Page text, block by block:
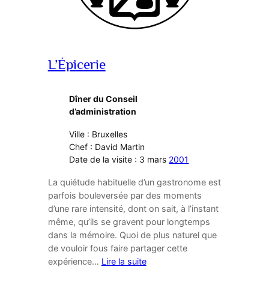
L’Épicerie
Dîner du Conseil
d’administration
Ville : Bruxelles
Chef : David Martin
Date de la visite : 3 mars 2001
La quiétude habituelle d’un gastronome est
parfois bouleversée par des moments
d’une rare intensité, dont on sait, à l’instant
même, qu’ils se gravent pour longtemps
dans la mémoire. Quoi de plus naturel que
de vouloir fous faire partager cette
expérience… Lire la suite